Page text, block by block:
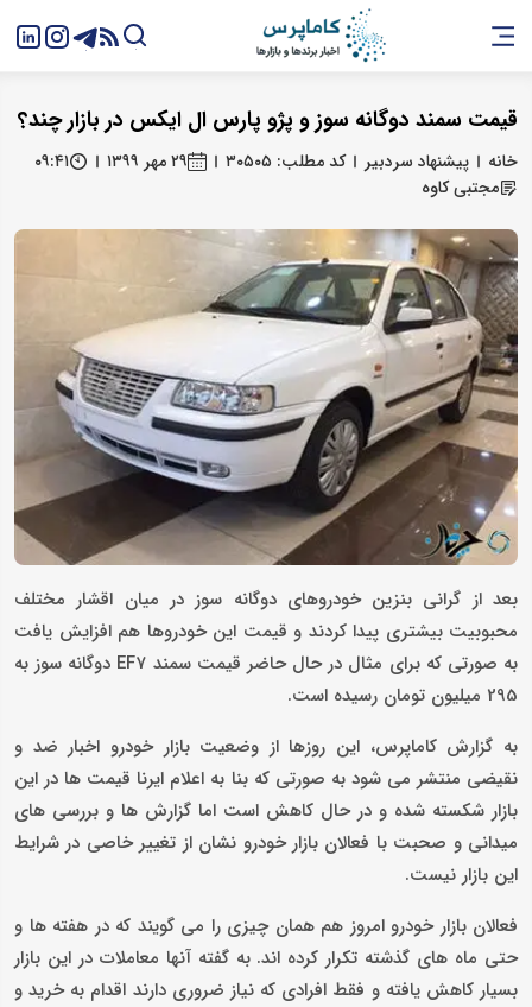
قیمت سمند دوگانه سوز و پژو پارس ال ایکس در بازار چند؟
خانه پیشنهاد سردبیر کد مطلب: ۳۰۵۰۵ ۲۹ مهر ۱۳۹۹
۰۹:۴۱
مجتبی کاوه
بعد از گرانی بنزین خودروهای دوگانه سوز در میان اقشار مختلف
محبوبیت بیشتری پیدا کردند و قیمت این خودروها هم افزایش یافت
به صورتی که برای مثال در حال حاضر قیمت سمند EF7 دوگانه سوز به
295 میلیون تومان رسیده است.
به گزارش کاماپرس، این روزها از وضعیت بازار خودرو اخبار ضد و
نقیضی منتشر می شود به صورتی که بنا به اعلام ایرنا قیمت ها در این
بازار شکسته شده و در حال کاهش است اما گزارش ها و بررسی های
میدانی و صحبت با فعالان بازار خودرو نشان از تغییر خاصی در شرایط
این بازار نیست.
فعالان بازار خودرو امروز هم همان چیزی را می گویند که در هفته ها و
حتی ماه های گذشته تکرار کرده اند. به گفته آنها معاملات در این بازار
بسیار کاهش یافته و فقط افرادی که نیاز ضروری دارند اقدام به خرید و